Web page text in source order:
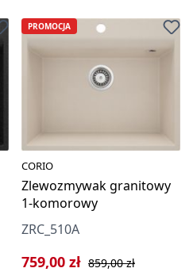
PROMOCJA
CORIO
Zlewozmywak granitowy
1-komorowy
ZRC_510A
Cena sprzedaży:
759,00 zł Cena regularna:
859,00 zł